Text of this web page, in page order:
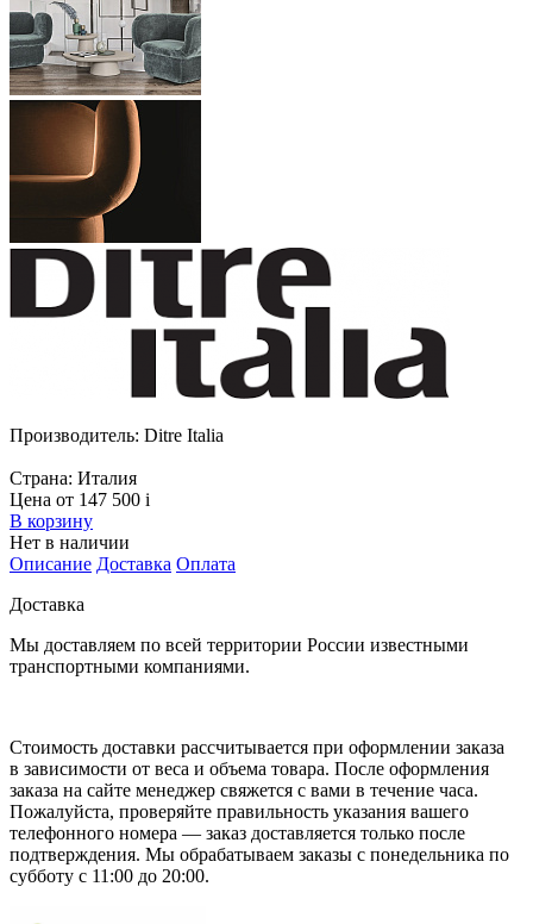
Производитель: Ditre Italia
Страна: Италия
Цена от 147 500 i
В корзину
Нет в наличии
Описание Доставка Оплата
Доставка
Мы доставляем по всей территории России известными
транспортными компаниями.
Стоимость доставки рассчитывается при оформлении заказа
в зависимости от веса и объема товара. После оформления
заказа на сайте менеджер свяжется с вами в течение часа.
Пожалуйста, проверяйте правильность указания вашего
телефонного номера — заказ доставляется только после
подтверждения. Мы обрабатываем заказы с понедельника по
субботу с 11:00 до 20:00.